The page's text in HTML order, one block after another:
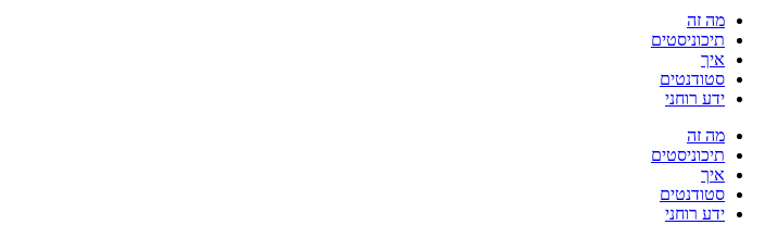
מה זה
תיכוניסטים
איך
סטודנטים
ידע רוחני
מה זה
תיכוניסטים
איך
סטודנטים
ידע רוחני